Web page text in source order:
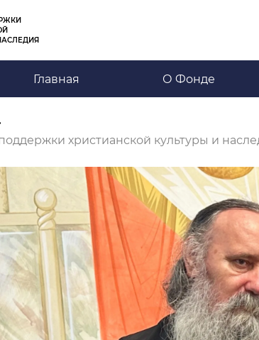
Главная О Фонде
христианской культуры и